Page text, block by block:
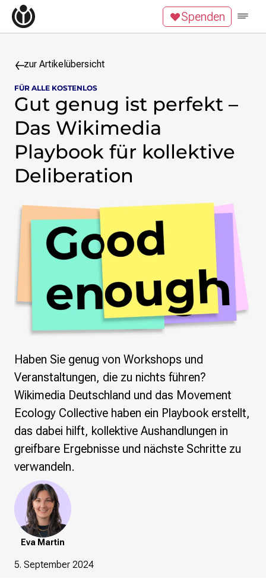
Zum Inhalt überspringen
Wikipedia unterstützen
Spenden
Mitmachen
News
Blog
Veranstaltungen
Publikationen
Tech News
Digitales Ehrenamt
Freie Bildung
Freie Inhalte
Wissensgerechtigkeit
Krieg gegen die Ukraine
Wikimedia Deutschland wird 20!
Projekte
Wikipedia
Wikimedia Commons
Initiativen für freies Wisses
Bündnis Freie Bildung
Bündnis F5
Das ABC des Freien Wissens
Das WikiLibrary Manifest
GLAM – Kultur- und Gedächtnisinstitutionen
Lizenzhinweisgenerator
Monsters of Law
Offene Kulturdaten
Projekt Technische Wünsche
re•shape
Wissen. Macht. Gerechtigkeit.
Spenden
zur Artikelübersicht
FÜR ALLE KOSTENLOS
Gut genug ist perfekt –
Das Wikimedia
Playbook für kollektive
Deliberation
Haben Sie genug von Workshops und
Veranstaltungen, die zu nichts führen?
Wikimedia Deutschland und das Movement
Ecology Collective haben ein Playbook erstellt,
das dabei hilft, kollektive Aushandlungen in
greifbare Ergebnisse und nächste Schritte zu
verwandeln.
Eva Martin
5. September 2024